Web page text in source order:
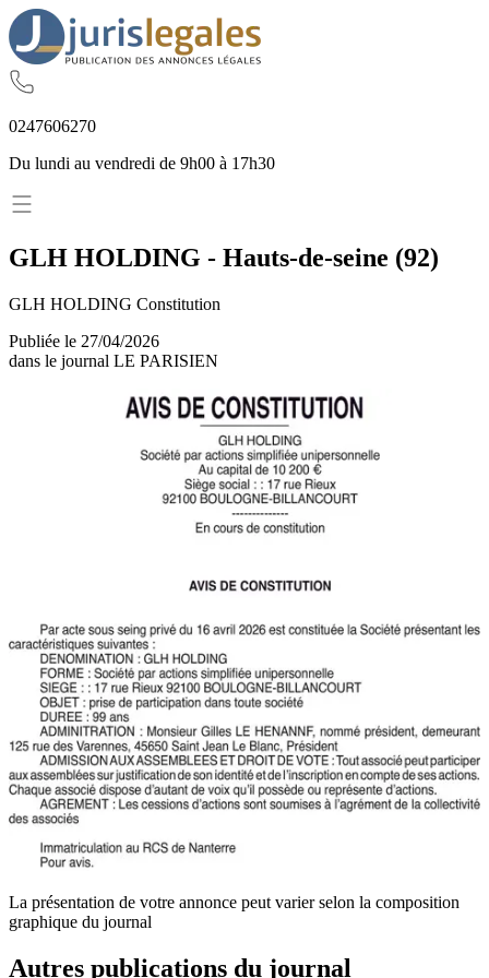
0247606270
Du lundi au vendredi de 9h00 à 17h30
GLH HOLDING - Hauts-de-seine (92)
GLH HOLDING Constitution
Publiée le 27/04/2026
dans le journal LE PARISIEN
La présentation de votre annonce peut varier selon la composition
graphique du journal
Autres publications du journal